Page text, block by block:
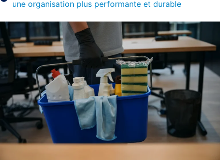
une organisation plus performante et durable